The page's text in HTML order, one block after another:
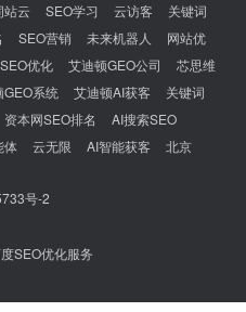
站云 SEO学习 云访客
关键词
SEO营销 未来机器人
网站优
优化 艾迪顿GEO公司
芯思维
GEO系统 艾迪顿AI获客
关键词
资本网SEO排名
AI搜索SEO
体 云无限 AI智能获客
北京
号-2
SEO优化服务